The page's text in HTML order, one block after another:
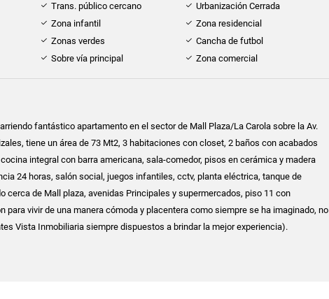
Trans. público cercano
Urbanización Cerrada
Zona infantil
Zona residencial
Zonas verdes
Cancha de futbol
Sobre vía principal Zona comercial
fantástico apartamento en el sector de Mall Plaza/La Carola sobre la Av.
tiene un área de 73 Mt2, 3 habitaciones con closet, 2 baños con acabados
integral con barra americana, sala-comedor, pisos en cerámica y madera
24 horas, salón social, juegos infantiles, cctv, planta eléctrica, tanque de
cerca de Mall plaza, avenidas Principales y supermercados, piso 11 con
para vivir de una manera cómoda y placentera como siempre se ha imaginado, no
Vista Inmobiliaria siempre dispuestos a brindar la mejor experiencia).